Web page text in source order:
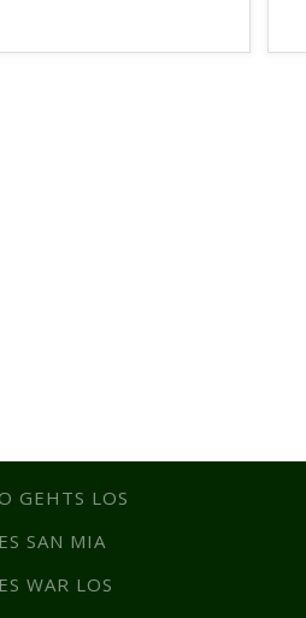
GEHTS LOS
SAN MIA
WAR LOS